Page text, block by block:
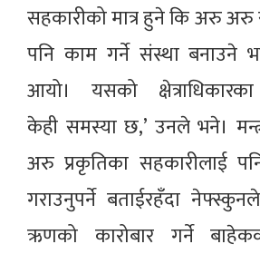
सहकारीको मात्र हुने कि अरु अरु
पनि काम गर्ने संस्था बनाउने
आयो। यसको
केही समस्या छ,’ उनले भने।
अरु प्रकृतिका सहकारीलाई
गराउनुपर्ने बताईरहँदा
ऋणको कारोबार गर्ने